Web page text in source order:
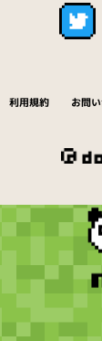
利用規約 お問